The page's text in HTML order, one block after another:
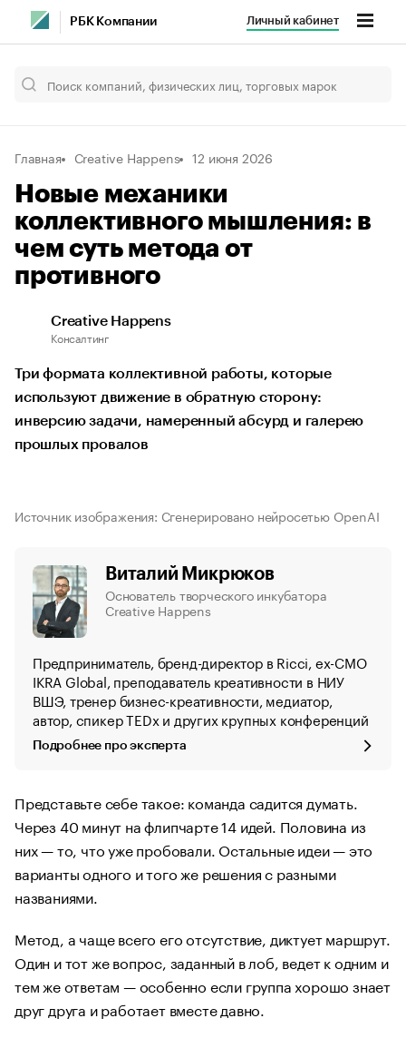
РБК Компании Личный кабинет
Главная Creative Happens 12 июня 2026
Новые механики
коллективного мышления: в
чем суть метода от
противного
Creative Happens
Консалтинг
Три формата коллективной работы, которые
используют движение в обратную сторону:
инверсию задачи, намеренный абсурд и галерею
прошлых провалов
Источник изображения: Сгенерировано нейросетью OpenAI
Виталий Микрюков
Основатель творческого инкубатора
Creative Happens
Предприниматель, бренд-директор в Ricci, ex-CMO
IKRA Global, преподаватель креативности в НИУ
ВШЭ, тренер бизнес-креативности, медиатор,
автор, спикер TEDx и других крупных конференций
Подробнее про эксперта
Представьте себе такое: команда садится думать.
Через 40 минут на флипчарте 14 идей. Половина из
них — то, что уже пробовали. Остальные идеи — это
варианты одного и того же решения с разными
названиями.
Метод, а чаще всего его отсутствие, диктует маршрут.
Один и тот же вопрос, заданный в лоб, ведет к одним и
тем же ответам — особенно если группа хорошо знает
друг друга и работает вместе давно.